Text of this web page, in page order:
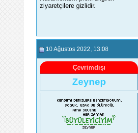
ziyaretçilere gizlidir.
10 Ağustos 2022 , 13:08
Çevrimdışı
Zeynep